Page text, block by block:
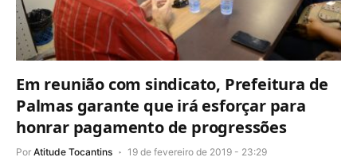
Em reunião com sindicato, Prefeitura de
Palmas garante que irá esforçar para
honrar pagamento de progressões
Por Atitude Tocantins 19 de fevereiro de 2019 - 23:29